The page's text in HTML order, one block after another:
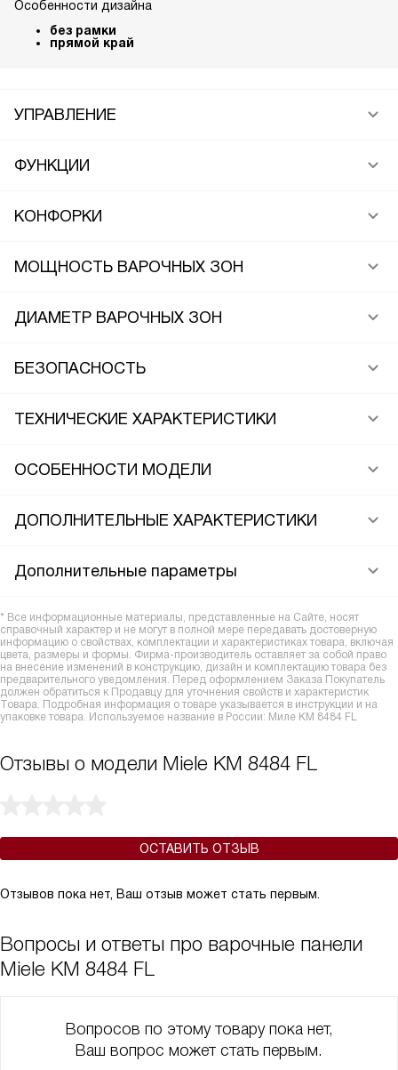
Особенности дизайна
без рамки
прямой край
УПРАВЛЕНИЕ
ФУНКЦИИ
КОНФОРКИ
МОЩНОСТЬ ВАРОЧНЫХ ЗОН
ДИАМЕТР ВАРОЧНЫХ ЗОН
БЕЗОПАСНОСТЬ
ТЕХНИЧЕСКИЕ ХАРАКТЕРИСТИКИ
ОСОБЕННОСТИ МОДЕЛИ
ДОПОЛНИТЕЛЬНЫЕ ХАРАКТЕРИСТИКИ
Дополнительные параметры
* Все информационные материалы, представленные на Сайте, носят
справочный характер и не могут в полной мере передавать достоверную
информацию о свойствах, комплектации и характеристиках товара, включая
цвета, размеры и формы. Фирма-производитель оставляет за собой право
на внесение изменений в конструкцию, дизайн и комплектацию товара без
предварительного уведомления. Перед оформлением Заказа Покупатель
должен обратиться к Продавцу для уточнения свойств и характеристик
Товара. Подробная информация о товаре указывается в инструкции и на
упаковке товара. Используемое название в России: Миле KM 8484 FL
Отзывы о модели Miele KM 8484 FL
ОСТАВИТЬ ОТЗЫВ
Отзывов пока нет, Ваш отзыв может стать первым.
Вопросы и ответы про варочные панели
Miele KM 8484 FL
Вопросов по этому товару пока нет,
Ваш вопрос может стать первым.